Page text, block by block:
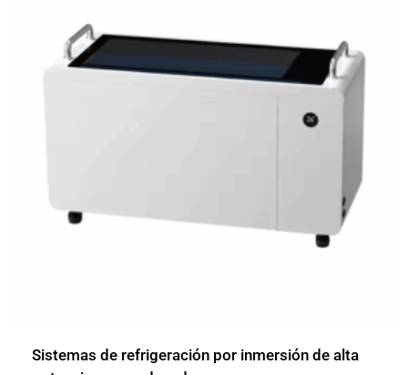
Sistemas de refrigeración por inmersión de alta